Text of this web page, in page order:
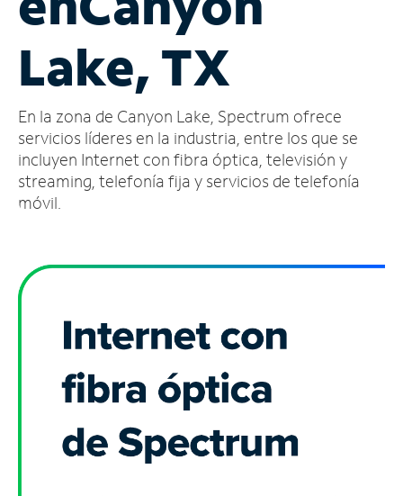
cuenta
Encuentra
tienda
Lake, TX
En la zona de Canyon Lake, Spectrum ofrece
servicios líderes en la industria, entre los que se
incluyen Internet con fibra óptica, televisión y
streaming, telefonía fija y servicios de telefonía
móvil.